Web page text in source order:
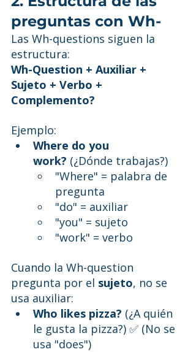
preguntas con Wh-
Las Wh-questions siguen la
estructura:
Wh-Question + Auxiliar +
Sujeto + Verbo +
Complemento?
Ejemplo:
Where do you
work? (¿Dónde trabajas?)
"Where" = palabra de
pregunta
"do" = auxiliar
"you" = sujeto
"work" = verbo
Cuando la Wh-question
pregunta por el sujeto, no se
usa auxiliar:
Who likes pizza? (¿A quién
le gusta la pizza?) ✅ (No se
usa "does")